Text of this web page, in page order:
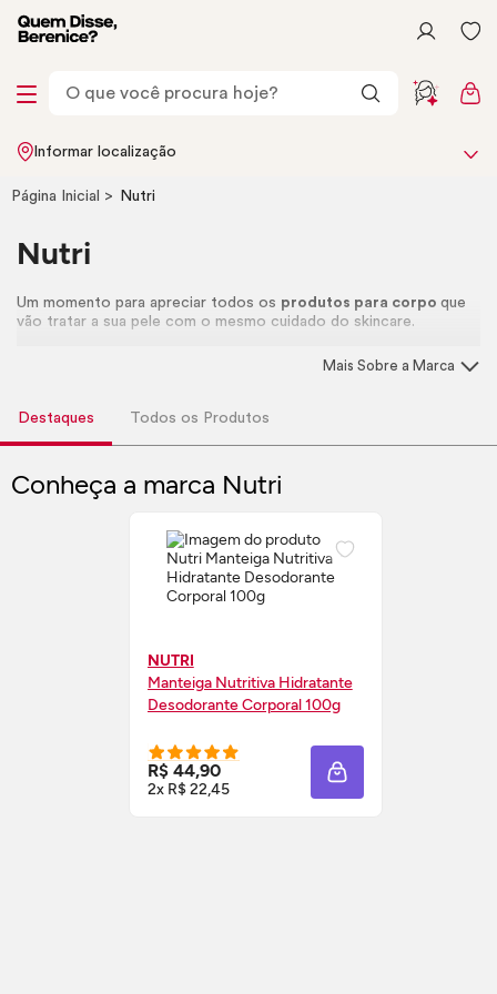
Informar localização
Página Inicial Nutri
Nutri
Um momento para apreciar todos os produtos para corpoque
vão tratar a sua pele com o mesmo cuidado do skincare.
Mais Sobre a Marca
Destaques Todos os Produtos
Conheça a marca Nutri
NUTRI
Manteiga Nutritiva Hidratante
Desodorante Corporal 100g
R$ 44,90
2x R$ 22,45 ADICIONAR À